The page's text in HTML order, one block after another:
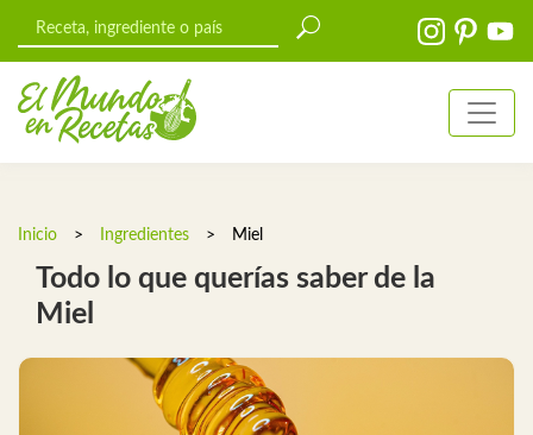
Inicio > Ingredientes > Miel
Todo lo que querías saber de la
Miel